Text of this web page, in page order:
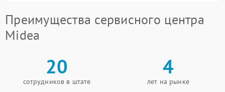
Преимущества сервисного центра
Midea
20
сотрудников в штате
4
лет на рынке